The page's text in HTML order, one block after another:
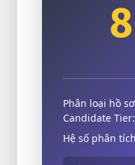
Phân loại hồ
Candidate Tier:
Hệ số phân